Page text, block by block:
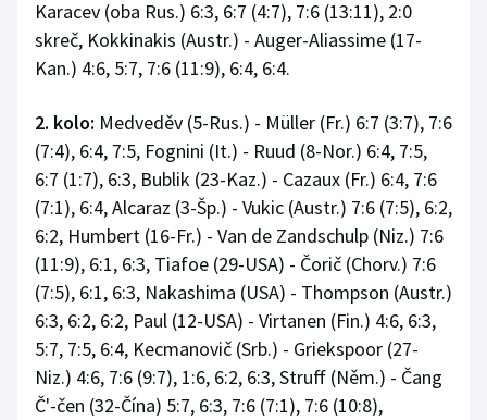
Karacev (oba Rus.) 6:3, 6:7 (4:7), 7:6 (13:11), 2:0
skreč, Kokkinakis (Austr.) - Auger-Aliassime (17-
Kan.) 4:6, 5:7, 7:6 (11:9), 6:4, 6:4.
2. kolo: Medveděv (5-Rus.) - Müller (Fr.) 6:7 (3:7), 7:6
(7:4), 6:4, 7:5, Fognini (It.) - Ruud (8-Nor.) 6:4, 7:5,
6:7 (1:7), 6:3, Bublik (23-Kaz.) - Cazaux (Fr.) 6:4, 7:6
(7:1), 6:4, Alcaraz (3-Šp.) - Vukic (Austr.) 7:6 (7:5), 6:2,
6:2, Humbert (16-Fr.) - Van de Zandschulp (Niz.) 7:6
(11:9), 6:1, 6:3, Tiafoe (29-USA) - Čorič (Chorv.) 7:6
(7:5), 6:1, 6:3, Nakashima (USA) - Thompson (Austr.)
6:3, 6:2, 6:2, Paul (12-USA) - Virtanen (Fin.) 4:6, 6:3,
5:7, 7:5, 6:4, Kecmanovič (Srb.) - Griekspoor (27-
Niz.) 4:6, 7:6 (9:7), 1:6, 6:2, 6:3, Struff (Něm.) - Čang
Č'-čen (32-Čína) 5:7, 6:3, 7:6 (7:1), 7:6 (10:8),